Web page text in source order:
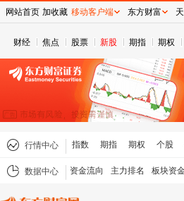
财经 焦点 股票 新股 期指 期权
行情中心 指数 期指 期权 个股
数据中心 资金流向 主力排名 板块资
网站首页 加收藏 移动客户端 东方财富